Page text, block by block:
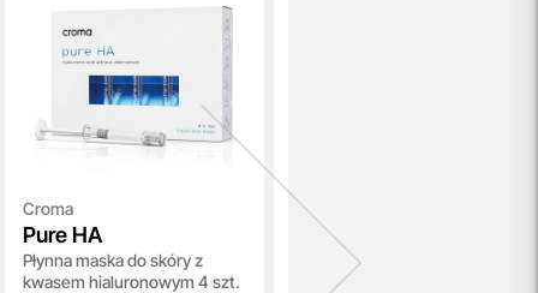
Croma
Pure HA
Płynna maska do skóry z
kwasem hialuronowym 4 szt.